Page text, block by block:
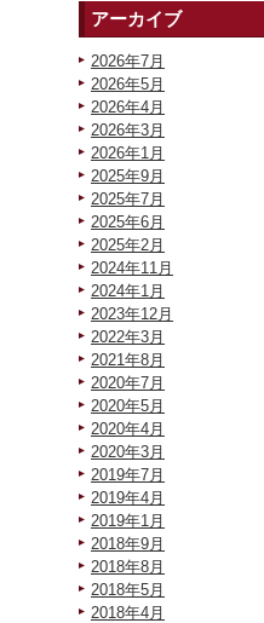
アーカイブ
2026年7月
2026年5月
2026年4月
2026年3月
2026年1月
2025年9月
2025年7月
2025年6月
2025年2月
2024年11月
2024年1月
2023年12月
2022年3月
2021年8月
2020年7月
2020年5月
2020年4月
2020年3月
2019年7月
2019年4月
2019年1月
2018年9月
2018年8月
2018年5月
2018年4月